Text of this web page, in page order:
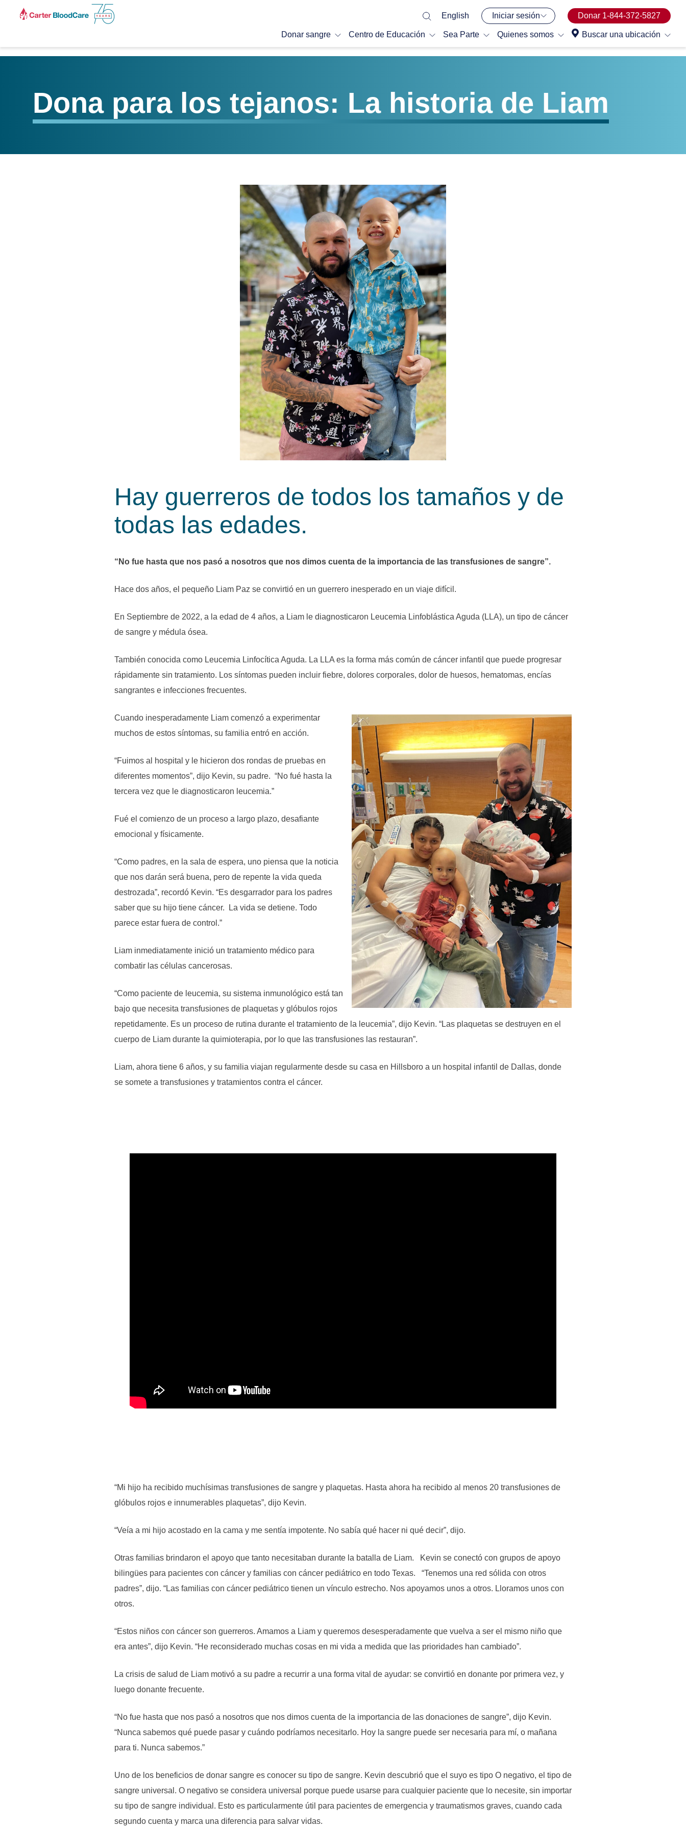
Donar sangre Centro de Educación Sea Parte Quienes somos Buscar una ubicación
English Iniciar sesión Donar 1-844-372-5827
Dona para los tejanos: La historia de Liam
Hay guerreros de todos los tamaños y de
todas las edades.
“No fue hasta que nos pasó a nosotros que nos dimos cuenta de la importancia de las transfusiones de sangre”.
Hace dos años, el pequeño Liam Paz se convirtió en un guerrero inesperado en un viaje difícil.
En Septiembre de 2022, a la edad de 4 años, a Liam le diagnosticaron Leucemia Linfoblástica Aguda (LLA), un tipo de cáncer
de sangre y médula ósea.
También conocida como Leucemia Linfocítica Aguda. La LLA es la forma más común de cáncer infantil que puede progresar
rápidamente sin tratamiento. Los síntomas pueden incluir fiebre, dolores corporales, dolor de huesos, hematomas, encías
sangrantes e infecciones frecuentes.
Cuando inesperadamente Liam comenzó a experimentar
muchos de estos síntomas, su familia entró en acción.
“Fuimos al hospital y le hicieron dos rondas de pruebas en
diferentes momentos”, dijo Kevin, su padre. “No fué hasta la
tercera vez que le diagnosticaron leucemia.”
Fué el comienzo de un proceso a largo plazo, desafiante
emocional y físicamente.
“Como padres, en la sala de espera, uno piensa que la noticia
que nos darán será buena, pero de repente la vida queda
destrozada”, recordó Kevin. “Es desgarrador para los padres
saber que su hijo tiene cáncer. La vida se detiene. Todo
parece estar fuera de control.”
Liam inmediatamente inició un tratamiento médico para
combatir las células cancerosas.
“Como paciente de leucemia, su sistema inmunológico está tan
bajo que necesita transfusiones de plaquetas y glóbulos rojos
repetidamente. Es un proceso de rutina durante el tratamiento de la leucemia”, dijo Kevin. “Las plaquetas se destruyen en el
cuerpo de Liam durante la quimioterapia, por lo que las transfusiones las restauran”.
Liam, ahora tiene 6 años, y su familia viajan regularmente desde su casa en Hillsboro a un hospital infantil de Dallas, donde
se somete a transfusiones y tratamientos contra el cáncer.
“Mi hijo ha recibido muchísimas transfusiones de sangre y plaquetas. Hasta ahora ha recibido al menos 20 transfusiones de
glóbulos rojos e innumerables plaquetas”, dijo Kevin.
“Veía a mi hijo acostado en la cama y me sentía impotente. No sabía qué hacer ni qué decir”, dijo.
Otras familias brindaron el apoyo que tanto necesitaban durante la batalla de Liam. Kevin se conectó con grupos de apoyo
bilingües para pacientes con cáncer y familias con cáncer pediátrico en todo Texas. “Tenemos una red sólida con otros
padres”, dijo. “Las familias con cáncer pediátrico tienen un vínculo estrecho. Nos apoyamos unos a otros. Lloramos unos con
otros.
“Estos niños con cáncer son guerreros. Amamos a Liam y queremos desesperadamente que vuelva a ser el mismo niño que
era antes”, dijo Kevin. “He reconsiderado muchas cosas en mi vida a medida que las prioridades han cambiado”.
La crisis de salud de Liam motivó a su padre a recurrir a una forma vital de ayudar: se convirtió en donante por primera vez, y
luego donante frecuente.
“No fue hasta que nos pasó a nosotros que nos dimos cuenta de la importancia de las donaciones de sangre”, dijo Kevin.
“Nunca sabemos qué puede pasar y cuándo podríamos necesitarlo. Hoy la sangre puede ser necesaria para mí, o mañana
para ti. Nunca sabemos.”
Uno de los beneficios de donar sangre es conocer su tipo de sangre. Kevin descubrió que el suyo es tipo O negativo, el tipo de
sangre universal. O negativo se considera universal porque puede usarse para cualquier paciente que lo necesite, sin importar
su tipo de sangre individual. Esto es particularmente útil para pacientes de emergencia y traumatismos graves, cuando cada
segundo cuenta y marca una diferencia para salvar vidas.